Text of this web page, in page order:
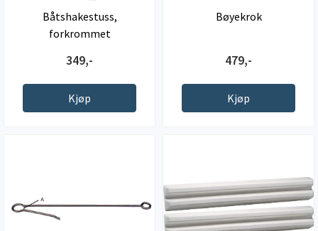
Båtshakestuss,
forkrommet
349,-
Kjøp
Bøyekrok
479,-
Kjøp